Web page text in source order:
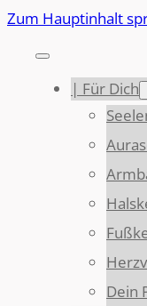
Zum Hauptinhalt
| Für Dich
Dein